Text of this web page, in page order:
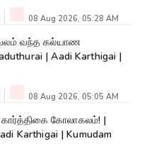
08 Aug 2026, 05:28 AM
வந்த கல்யாண
| Aadi Karthigai |
08 Aug 2026, 05:05 AM
கோலாகலம்! |
Karthigai | Kumudam